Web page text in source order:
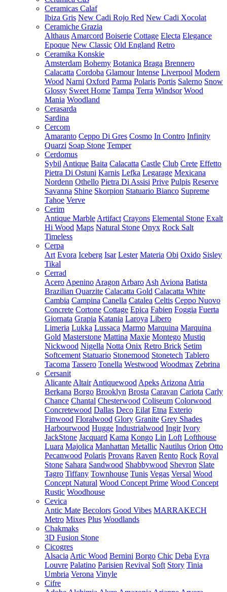
Ceramicas Calaf
Ibiza Gris New Cadi Rojo Red New Cadi Xocolat
Ceramiche Grazia
Althaus Amarcord Boiserie Cottage Electa Elegance
Epoque New Classic Old England Retro
Ceramika Konskie
Amsterdam Bohemy Botanica Braga Brennero
Calacatta Cordoba Glamour Intense Liverpool Modern
Wood Narni Oxford Parma Polaris Portis Salerno Snow
Glossy Sweet Home Tampa Terra Windsor Wood
Mania Woodland
Cerasarda
Sardina
Cercom
Amaranto Ceppo Di Gres Cosmo In Contro Infinity
Quarzi Soap Stone Temper
Cerdomus
Sybil Antique Baita Calacatta Castle Club Crete Effetto
Pietra Di Ostuni Karnis Lefka Legarage Mexicana
Nordenn Othello Pietra Di Assisi Prive Pulpis Reserve
Savanna Shine Skorpion Statuario Bianco Supreme
Tahoe Verve
Cerim
Antique Marble Artifact Crayons Elemental Stone Exalt
Hi Wood Maps Natural Stone Onyx Rock Salt
Timeless
Cerpa
Art Evora Iceberg Isar Lester Materia Obi Oxido Sisley
Tikal
Cerrad
Acero Apenino Aragon Arbaro Ash Aviona Batista
Brazilian Quarzite Calacatta Gold Calacatta White
Cambia Campina Canella Catalea Celtis Ceppo Nuovo
Concrete Cortone Cottage Epica Fabien Foggia Fuerta
Giornata Grapia Katania Laroya Libero
Limeria Lukka Lussaca Marmo Marquina Marquina
Gold Masterstone Mattina Maxie Montego Mustiq
Nickwood Nigella Notta Onix Retro Brick Setim
Softcement Statuario Stonemood Stonetech Tablero
Tacoma Tassero Tonella Westwood Woodmax Zebrina
Cersanit
Alicante Altair Antiquewood Apeks Arizona Atria
Berkana Borgo Brooklyn Brosta Caravan Cariota Carly
Chance Chantal Chesterwood Coliseum Colorwood
Concretewood Dallas Deco Eilat Etna Exterio
Finwood Floralwood Glory Granite Grey Shades
Harbourwood Hugge Industrialwood Ingir Ivory
JackStone Jacquard Kama Kongo Lin Loft Lofthouse
Luara Majolica Manhattan Metallic Nautilus Orion Otto
Pecanwood Polaris Provans Raven Rento Rock Royal
Stone Sahara Sandwood Shabbywood Shevron Slate
Tagro Tiffany Townhouse Tunis Vegas Versal Wood
Concept Natural Wood Concept Prime Wood Concept
Rustic Woodhouse
Cevica
Antic Mate Becolors Good Vibes MARRAKECH
Metro Mixes Plus Woodlands
Chakmaks
3D Fusion Stone
Cicogres
Alsacia Artic Wood Bernini Borgo Chic Deba Eyra
Louvre Palatino Parisien Revival Soft Story Tinia
Umbria Verona Vinyle
Cifre